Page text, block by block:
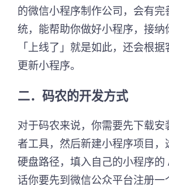
的微信小程序制作公司，会有完
统，能帮助你做好小程序，接纳
「上线了」就是如此，还会根
更新小程序。
二．码农的开发方式
对于码农来说，你需要先下载安
者工具，然后新建小程序项目，
硬盘路径，填入自己的小程序
话你要先到微信公众平台注册一